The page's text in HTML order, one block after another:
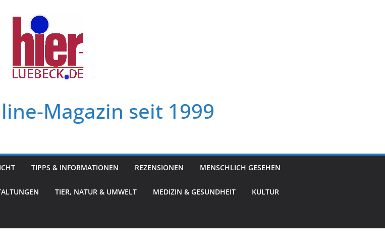
Magazin seit 1999
TIPPS & INFORMATIONEN REZENSIONEN MENSCHLICH GESEHEN
TIER, NATUR & UMWELT MEDIZIN & GESUNDHEIT KULTUR